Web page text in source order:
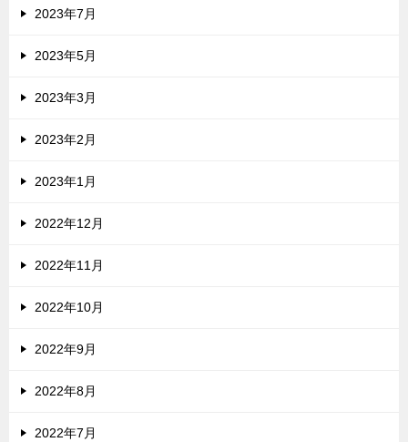
2023年7月
2023年5月
2023年3月
2023年2月
2023年1月
2022年12月
2022年11月
2022年10月
2022年9月
2022年8月
2022年7月